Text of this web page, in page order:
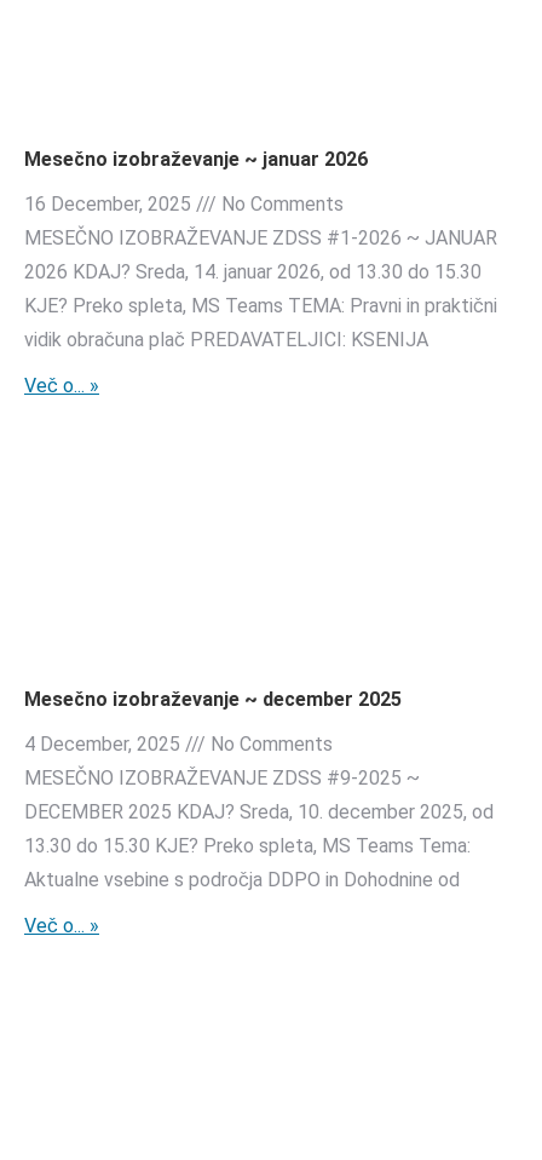
Mesečno izobraževanje ~ januar 2026
16 December, 2025
No Comments
MESEČNO IZOBRAŽEVANJE ZDSS #1-2026 ~ JANUAR
2026 KDAJ? Sreda, 14. januar 2026, od 13.30 do 15.30
KJE? Preko spleta, MS Teams TEMA: Pravni in praktični
vidik obračuna plač PREDAVATELJICI: KSENIJA
Več o... »
Mesečno izobraževanje ~ december 2025
4 December, 2025
No Comments
MESEČNO IZOBRAŽEVANJE ZDSS #9-2025 ~
DECEMBER 2025 KDAJ? Sreda, 10. december 2025, od
13.30 do 15.30 KJE? Preko spleta, MS Teams Tema:
Aktualne vsebine s področja DDPO in Dohodnine od
Več o... »